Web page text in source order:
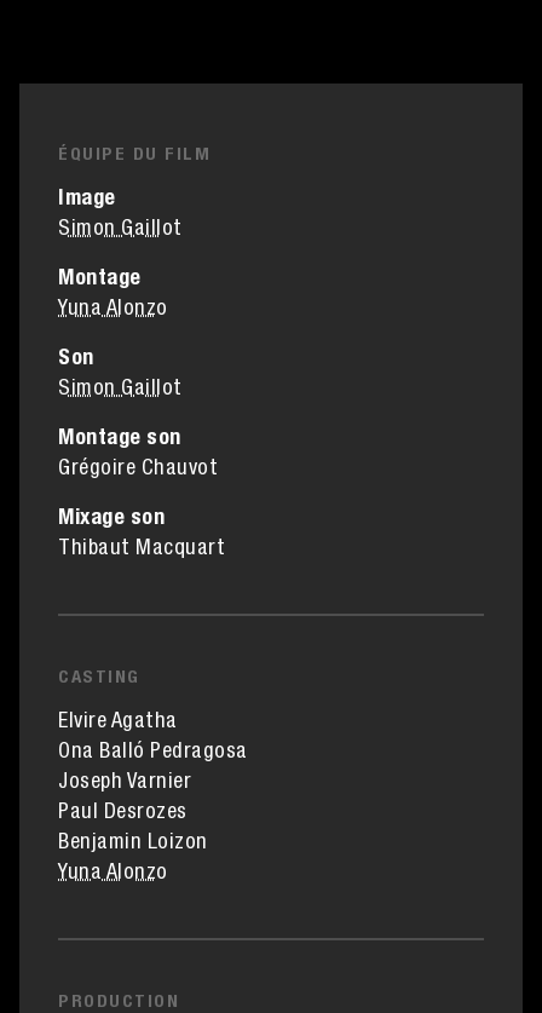
ÉQUIPE DU FILM
Image
Simon Gaillot
Montage
Yuna Alonzo
Son
Simon Gaillot
Montage son
Grégoire Chauvot
Mixage son
Thibaut Macquart
CASTING
Elvire Agatha
Ona Balló Pedragosa
Joseph Varnier
Paul Desrozes
Benjamin Loizon
Yuna Alonzo
PRODUCTION